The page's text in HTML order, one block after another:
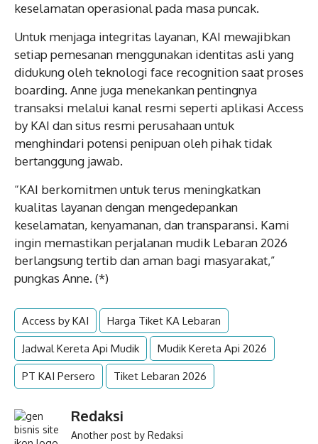
keselamatan operasional pada masa puncak.
Untuk menjaga integritas layanan, KAI mewajibkan
setiap pemesanan menggunakan identitas asli yang
didukung oleh teknologi face recognition saat proses
boarding. Anne juga menekankan pentingnya
transaksi melalui kanal resmi seperti aplikasi Access
by KAI dan situs resmi perusahaan untuk
menghindari potensi penipuan oleh pihak tidak
bertanggung jawab.
“KAI berkomitmen untuk terus meningkatkan
kualitas layanan dengan mengedepankan
keselamatan, kenyamanan, dan transparansi. Kami
ingin memastikan perjalanan mudik Lebaran 2026
berlangsung tertib dan aman bagi masyarakat,”
pungkas Anne. (*)
Access by KAI Harga Tiket KA Lebaran
Jadwal Kereta Api Mudik Mudik Kereta Api 2026
PT KAI Persero Tiket Lebaran 2026
Redaksi
Another post by Redaksi